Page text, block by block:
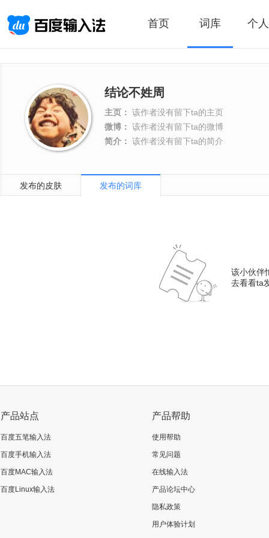
首页 词库 个
结论不姓周
主页： 该作者没有留下ta的主页
微博： 该作者没有留下ta的微博
简介： 该作者没有留下ta的简介
发布的皮肤 发布的词库
该小伙伴
去看看ta
产品站点
百度五笔输入法
百度手机输入法
百度MAC输入法
百度Linux输入法
产品帮助
使用帮助
常见问题
在线输入法
产品论坛中心
隐私政策
用户体验计划